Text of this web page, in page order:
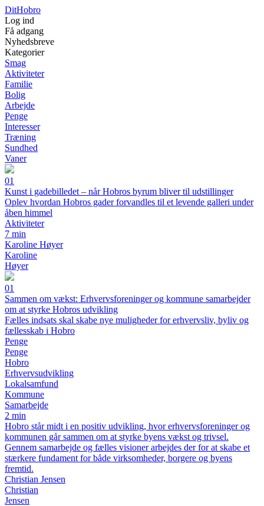
DitHobro
Log ind
Få adgang
Nyhedsbreve
Kategorier
Smag
Aktiviteter
Familie
Bolig
Arbejde
Penge
Interesser
Træning
Sundhed
Vaner
01
Kunst i gadebilledet – når Hobros byrum bliver til udstillinger
Oplev hvordan Hobros gader forvandles til et levende galleri under
åben himmel
Aktiviteter
7 min
Karoline Høyer
Karoline
Høyer
01
Sammen om vækst: Erhvervsforeninger og kommune samarbejder
om at styrke Hobros udvikling
Fælles indsats skal skabe nye muligheder for erhvervsliv, byliv og
fællesskab i Hobro
Penge
Penge
Hobro
Erhvervsudvikling
Lokalsamfund
Kommune
Samarbejde
2 min
Hobro står midt i en positiv udvikling, hvor erhvervsforeninger og
kommunen går sammen om at styrke byens vækst og trivsel.
Gennem samarbejde og fælles visioner arbejdes der for at skabe et
stærkere fundament for både virksomheder, borgere og byens
fremtid.
Christian Jensen
Christian
Jensen